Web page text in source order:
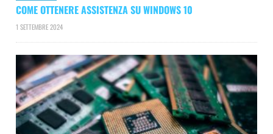
COME OTTENERE ASSISTENZA SU WINDOWS 10
1 SETTEMBRE 2024